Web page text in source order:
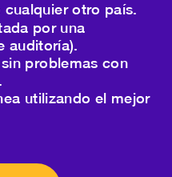
otro país.
por una
auditoría).
problemas con
utilizando el mejor